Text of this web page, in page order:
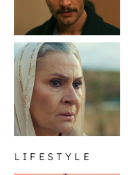
LIFESTYLE